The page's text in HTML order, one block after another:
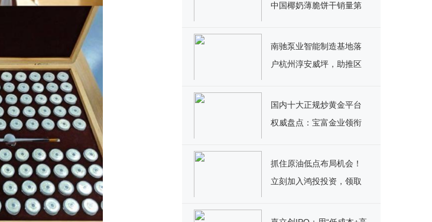
中国椰奶薄脆饼干销量第
南驰泵业智能制造基地落
户杭州淳安威坪，助推区
国内十大正规炒黄金平台
权威盘点：宝富金业领衔
抓住原油低点布局机会！
立刻加入鸿投投资，领取